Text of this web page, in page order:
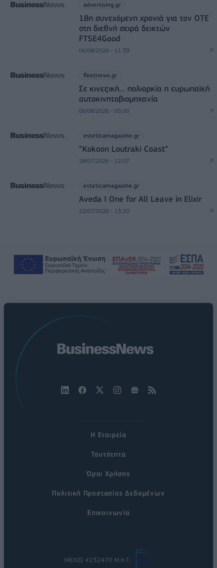
advertising.gr
18η συνεχόμενη χρονιά για τον ΟΤΕ
στη διεθνή σειρά δεικτών
FTSE4Good
06/08/2026 - 11:39
fleetnews.gr
Σε κινεζική… πολιορκία η ευρωπαϊκή
αυτοκινητοβιομηχανία
06/08/2026 - 05:00
esteticamagazine.gr
“Kokoon Loutraki Coast”
28/07/2026 - 12:07
esteticamagazine.gr
Aveda I One for All Leave in Elixir
22/07/2026 - 13:20
Η Εταιρεία
Ταυτότητα
Όροι Χρήσης
Πολιτική Προστασίας Δεδομένων
Επικοινωνία
ΜΕΛΟΣ #232470 Μ.Η.Τ.